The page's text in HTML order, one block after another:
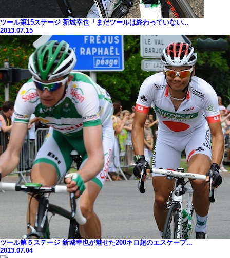
ツール第15ステージ 新城幸也「まだツールは終わっていない...
2013.07.15
ツール第５ステージ 新城幸也が魅せた200キロ超のエスケープ...
2013.07.04